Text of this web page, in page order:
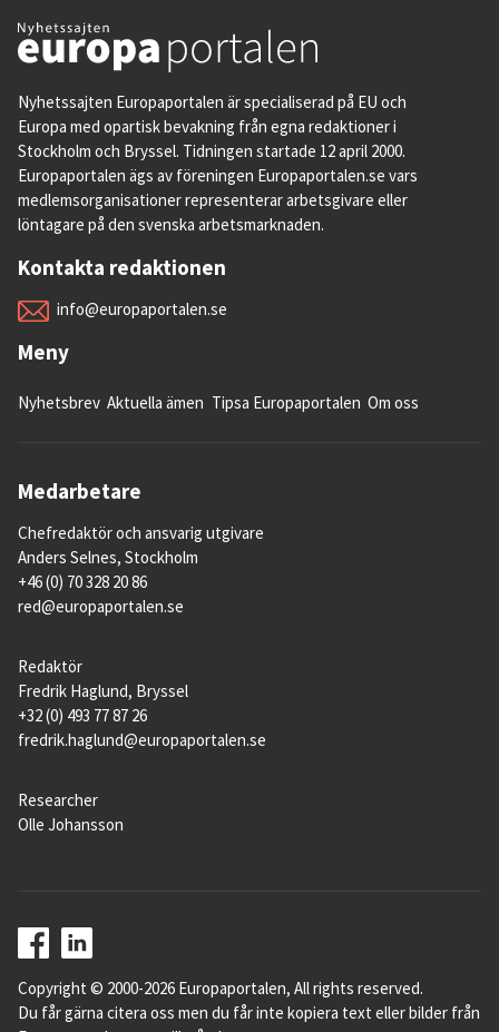
Nyhetssajten Europaportalen är specialiserad på EU och
Europa med opartisk bevakning från egna redaktioner i
Stockholm och Bryssel. Tidningen startade 12 april 2000.
Europaportalen ägs av föreningen Europaportalen.se vars
medlemsorganisationer representerar arbetsgivare eller
löntagare på den svenska arbetsmarknaden.
Kontakta redaktionen
info@europaportalen.se
Meny
Nyhetsbrev Aktuella ämen Tipsa Europaportalen Om oss
Medarbetare
Chefredaktör och ansvarig utgivare
Anders Selnes, Stockholm
+46 (0) 70 328 20 86
red@europaportalen.se
Redaktör
Fredrik Haglund, Bryssel
+32 (0) 493 77 87 26
fredrik.haglund@europaportalen.se
Researcher
Olle Johansson
Copyright © 2000-2026 Europaportalen, All rights reserved.
Du får gärna citera oss men du får inte kopiera text eller bilder från